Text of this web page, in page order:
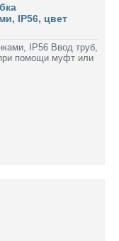
IP56, цвет
IP56 Ввод труб,
помощи муфт или